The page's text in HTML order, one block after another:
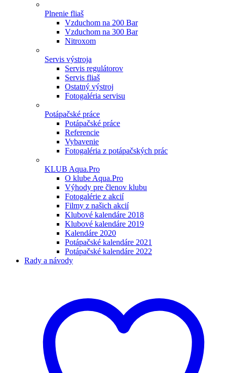
Plnenie fliaš
Vzduchom na 200 Bar
Vzduchom na 300 Bar
Nitroxom
Servis výstroja
Servis regulátorov
Servis fliaš
Ostatný výstroj
Fotogaléria servisu
Potápačské práce
Potápačské práce
Referencie
Vybavenie
Fotogaléria z potápačských prác
KLUB Aqua.Pro
O klube Aqua.Pro
Výhody pre členov klubu
Fotogalérie z akcií
Filmy z našich akcií
Klubové kalendáre 2018
Klubové kalendáre 2019
Kalendáre 2020
Potápačské kalendáre 2021
Potápačské kalendáre 2022
Rady a návody